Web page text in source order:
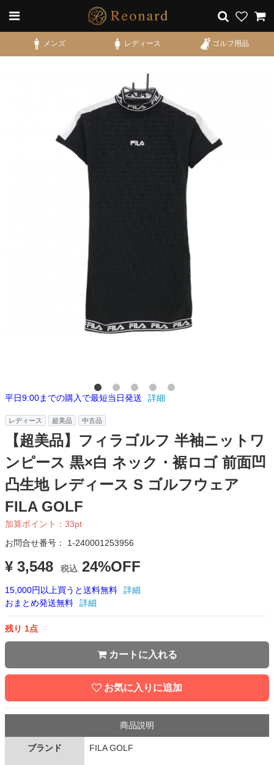
メンズ レディース ゴルフ用品
平日9:00までの購入で最短当日発送 詳細
レディース 超美品 中古品
【超美品】フィラゴルフ 半袖ニットワ
ンピース 黒×白 ネック・裾ロゴ 前面凹
凸生地 レディース S ゴルフウェア
FILA GOLF
加算ポイント： 33pt
お問合せ番号： 1-240001253956
¥ 3,548 税込 24%OFF
15,000円以上買うと送料無料
詳細
おまとめ発送無料
詳細
残り 1点
カートに入れる
お気に入りに追加
商品説明
ブランド FILA GOLF